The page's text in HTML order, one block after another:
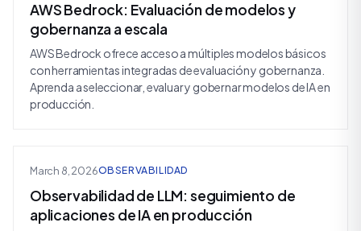
AWS Bedrock: Evaluación de modelos y
gobernanza a escala
AWS Bedrock ofrece acceso a múltiples modelos básicos
con herramientas integradas de evaluación y gobernanza.
Aprenda a seleccionar, evaluar y gobernar modelos de IA en
producción.
March 8, 2026OBSERVABILIDAD
Observabilidad de LLM: seguimiento de
aplicaciones de IA en producción